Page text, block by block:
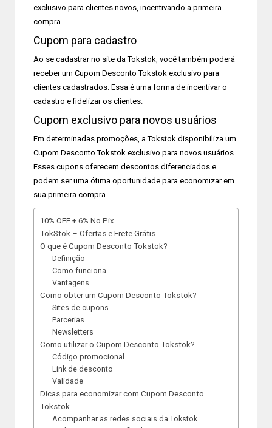
exclusivo para clientes novos, incentivando a primeira
compra.
Cupom para cadastro
Ao se cadastrar no site da Tokstok, você também poderá
receber um Cupom Desconto Tokstok exclusivo para
clientes cadastrados. Essa é uma forma de incentivar o
cadastro e fidelizar os clientes.
Cupom exclusivo para novos usuários
Em determinadas promoções, a Tokstok disponibiliza um
Cupom Desconto Tokstok exclusivo para novos usuários.
Esses cupons oferecem descontos diferenciados e
podem ser uma ótima oportunidade para economizar em
sua primeira compra.
10% OFF + 6% No Pix
TokStok – Ofertas e Frete Grátis
O que é Cupom Desconto Tokstok?
Definição
Como funciona
Vantagens
Como obter um Cupom Desconto Tokstok?
Sites de cupons
Parcerias
Newsletters
Como utilizar o Cupom Desconto Tokstok?
Código promocional
Link de desconto
Validade
Dicas para economizar com Cupom Desconto
Tokstok
Acompanhar as redes sociais da Tokstok